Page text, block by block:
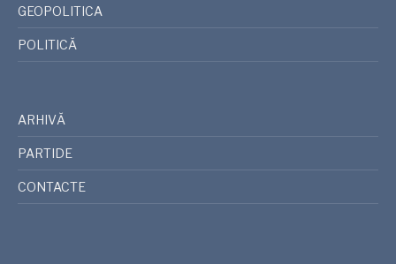
GEOPOLITICA
POLITICĂ
ARHIVĂ
PARTIDE
CONTACTE